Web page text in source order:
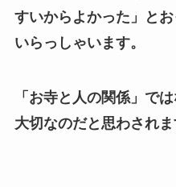
すいからよかった」と
いらっしゃいます。
「お寺と人の関係」 では
大切なのだと思わされま